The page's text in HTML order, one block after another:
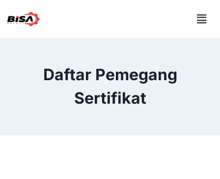
Daftar Pemegang
Sertifikat